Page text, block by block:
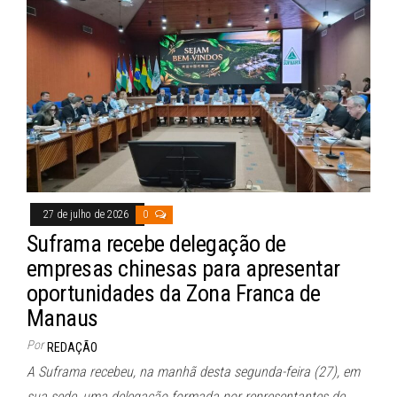
ok A
pp
27 de julho de 2026 0
Suframa recebe delegação de
empresas chinesas para apresentar
oportunidades da Zona Franca de
Manaus
Por REDAÇÃO
A Suframa recebeu, na manhã desta segunda-feira (27), em